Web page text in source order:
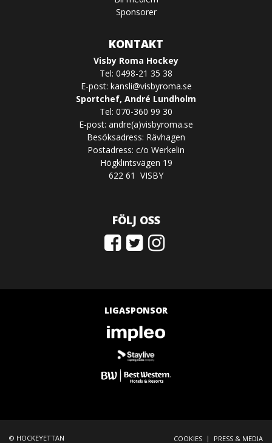
Sponsorer
KONTAKT
Visby Roma Hockey
Tel: 0498-21 35 38
E-post: kansli@visbyroma.se
Sportchef, André Lundholm
Tel: 070-360 99 30
E-post: andre(a)visbyroma.se
Besöksadress: Rävhagen
Postadress: c/o Werkelin
Högklintsvägen 19
622 61 VISBY
FÖLJ OSS
LIGASPONSOR
© HOCKEYETTAN COOKIES | PRESS & MEDIA